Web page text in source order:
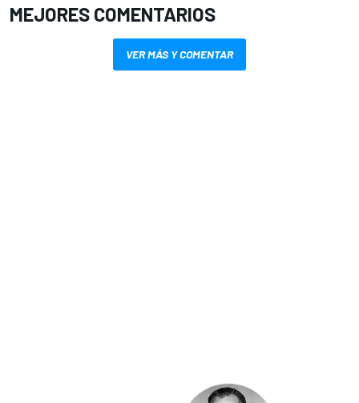
MEJORES COMENTARIOS
VER MÁS Y COMENTAR